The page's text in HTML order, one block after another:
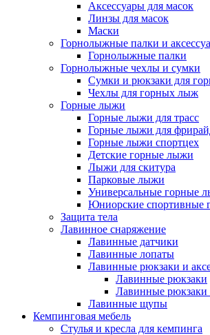
Аксессуары для масок
Линзы для масок
Маски
Горнолыжные палки и
Горнолыжные палки
Горнолыжные чехлы и сумки
Сумки и рюкзаки для
Чехлы для горных лыж
Горные лыжи
Горные лыжи для трасс
Горные лыжи для
Горные лыжи спортцех
Детские горные лыжи
Лыжи для скитура
Парковые лыжи
Универсальные горные
Юниорские спортивные
Защита тела
Лавинное снаряжение
Лавинные датчики
Лавинные лопаты
Лавинные рюкзаки и
Лавинные рюкзаки
Лавинные рюкзаки
Лавинные щупы
Кемпинговая мебель
Стулья и кресла для кемпинга